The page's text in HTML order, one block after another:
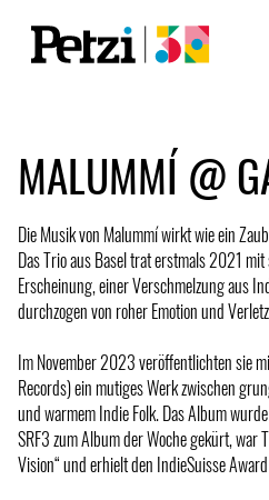
MALUMMÍ @
Die Musik von Malummí wirkt wie ein
Das Trio aus Basel trat erstmals 2021
Erscheinung, einer Verschmelzung aus
durchzogen von roher Emotion und
Im November 2023 veröffentlichten sie
Records) ein mutiges Werk zwischen
und warmem Indie Folk. Das Album
SRF3 zum Album der Woche gekürt, war
Vision“ und erhielt den IndieSuisse